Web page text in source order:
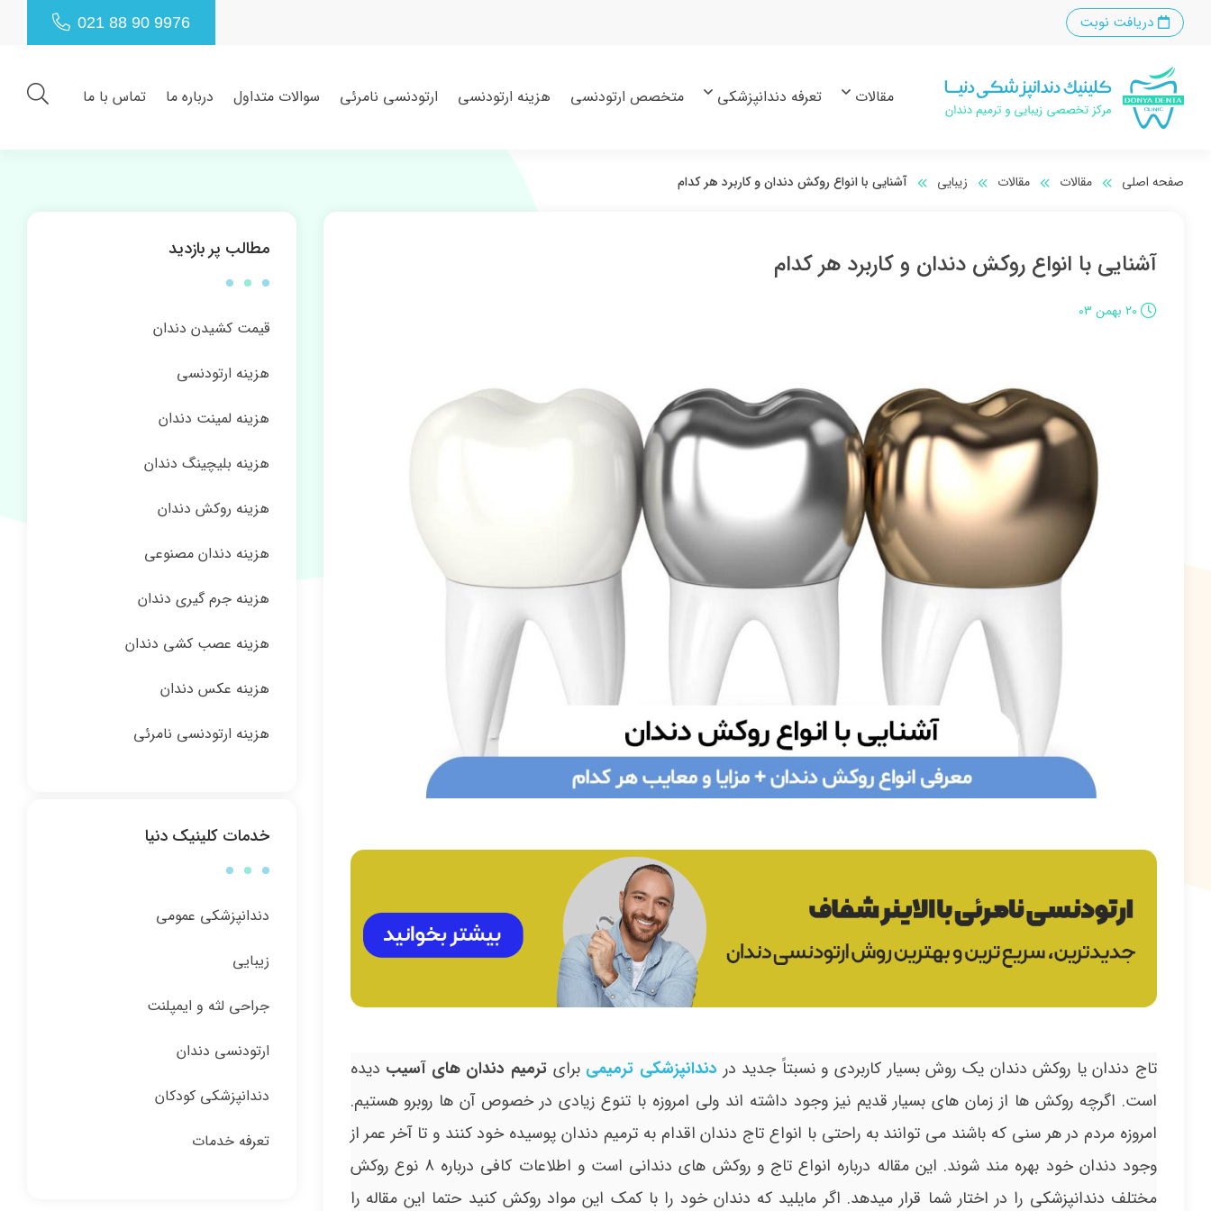
دریافت نوبت 021 88 90 9976
مقالات تعرفه دندانپزشکی متخصص ارتودنسی هزینه ارتودنسی ارتودنسی نامرئی سوالات متداول درباره ما تماس با ما
صفحه اصلی مقالات مقالات زیبایی آشنایی با انواع روکش دندان و کاربرد هر کدام
آشنایی با انواع روکش دندان و کاربرد هر کدام
تاج دندان یا روکش دندان یک روش بسیار کاربردی و نسبتاً جدید در دندانپزشکی ترمیمی برای ترمیم دندان های آسیب دیده
است. اگرچه روکش ها از زمان های بسیار قدیم نیز وجود داشته اند ولی امروزه با تنوع زیادی در خصوص آن ها روبرو هستیم.
امروزه مردم در هر سنی که باشند می توانند به راحتی با انواع تاج دندان اقدام به ترمیم دندان پوسیده خود کنند و تا آخر عمر از
وجود دندان خود بهره مند شوند. این مقاله درباره انواع تاج و روکش های دندانی است و اطلاعات کافی درباره 8 نوع روکش
مختلف دندانپزشکی را در اختار شما قرار میدهد. اگر مایلید که دندان خود را با کمک این مواد روکش کنید حتما این مقاله را
مطالب پر بازدید
قیمت کشیدن دندان
هزینه ارتودنسی
هزینه لمینت دندان
هزینه بلیچینگ دندان
هزینه روکش دندان
هزینه دندان مصنوعی
هزینه جرم گیری دندان
هزینه عصب کشی دندان
هزینه عکس دندان
هزینه ارتودنسی نامرئی
خدمات کلینیک دنیا
دندانپزشکی عمومی
زیبایی
جراحی لثه و ایمپلنت
ارتودنسی دندان
دندانپزشکی کودکان
تعرفه خدمات